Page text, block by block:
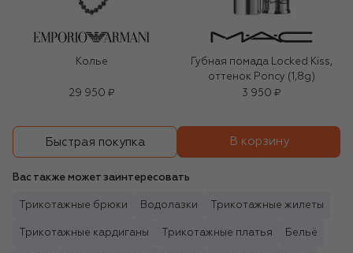
Колье
29 950 ₽
Губная помада Locked Kiss,
оттенок Poncy (1,8g)
3 950 ₽
Быстрая покупка В корзину
Вас также может заинтересовать
Трикотажные брюки Водолазки Трикотажные жилеты
Трикотажные кардиганы Трикотажные платья Бельё